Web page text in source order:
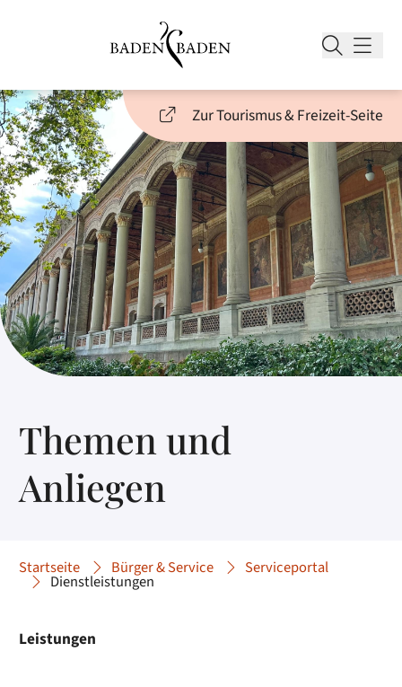
Zur Tourismus & Freizeit-Seite
Themen und
Anliegen
Startseite Bürger & Service Serviceportal
Dienstleistungen
Leistungen